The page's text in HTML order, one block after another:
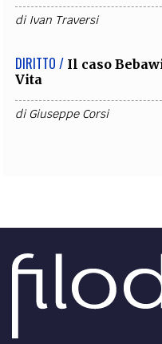
di Ivan Traversi
DIRITTO / Il caso
Vita
diGiuseppe Corsi